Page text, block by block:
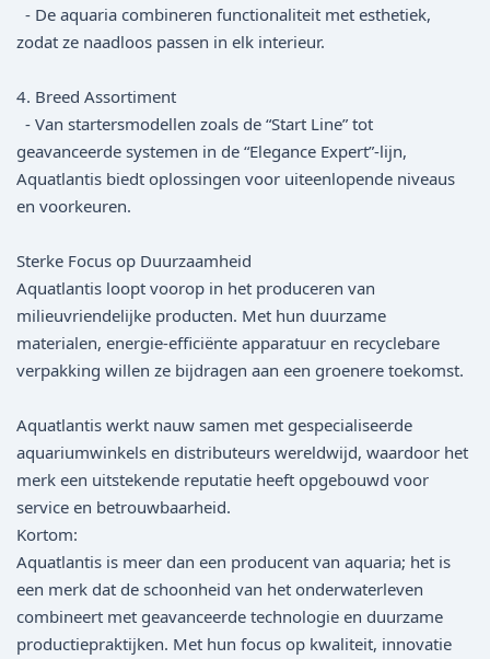
- De aquaria combineren functionaliteit met esthetiek,
zodat ze naadloos passen in elk interieur.
4. Breed Assortiment
- Van startersmodellen zoals de “Start Line” tot
geavanceerde systemen in de “Elegance Expert”-lijn,
Aquatlantis biedt oplossingen voor uiteenlopende niveaus
en voorkeuren.
Sterke Focus op Duurzaamheid
Aquatlantis loopt voorop in het produceren van
milieuvriendelijke producten. Met hun duurzame
materialen, energie-efficiënte apparatuur en recyclebare
verpakking willen ze bijdragen aan een groenere toekomst.
Aquatlantis werkt nauw samen met gespecialiseerde
aquariumwinkels en distributeurs wereldwijd, waardoor het
merk een uitstekende reputatie heeft opgebouwd voor
service en betrouwbaarheid.
Kortom:
Aquatlantis is meer dan een producent van aquaria; het is
een merk dat de schoonheid van het onderwaterleven
combineert met geavanceerde technologie en duurzame
productiepraktijken. Met hun focus op kwaliteit, innovatie